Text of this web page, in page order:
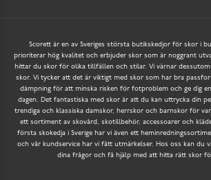
Scorett är en av Sveriges största butikskedjor för skor i
prioriterar hög kvalitet och erbjuder skor som är noggrant
hittar du skor för olika tillfällen och stilar. Vi värnar
skor. Vi tycker att det är viktigt med skor som har bra
dämpning för att minska risken för fotproblem och ge dig
dagen. Det fantastiska med skor är att du kan uttrycka din
trendiga och klassiska damskor, herrskor och barnskor för
ett sortiment av skovård, skotillbehör, accessoarer och
första skokedja i Sverige har vi även ett
och vår kundservice har vi fått utmärkelser. Hos oss kan du
dina frågor och få hjälp med att hitta rätt skor